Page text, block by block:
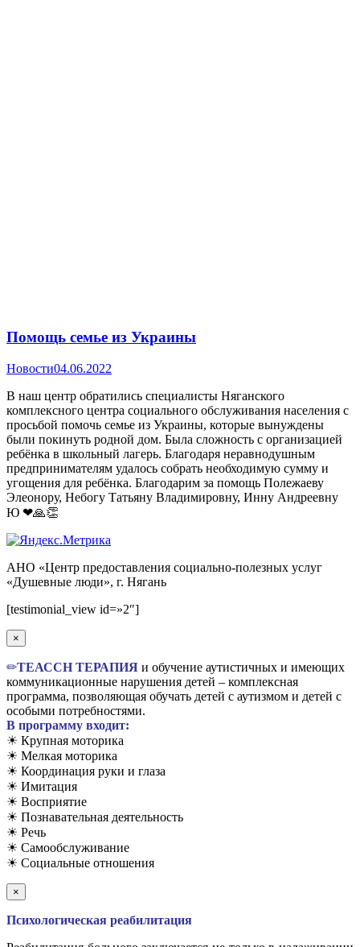
Помощь семье из Украины
Новости04.06.2022
В наш центр обратились специалисты Няганского
комплексного центра социального обслуживания населения с
просьбой помочь семье из Украины, которые вынуждены
были покинуть родной дом. Была сложность с организацией
ребёнка в школьный лагерь. Благодаря неравнодушным
предпринимателям удалось собрать необходимую сумму и
угощения для ребёнка. Благодарим за помощь Полежаеву
Элеонору, Небогу Татьяну Владимировну, Инну Андреевну
Ю ❤🙏👏
АНО «Центр предоставления социально-полезных услуг
«Душевные люди», г. Нягань
Вверх
[testimonial_view id=»2″]
×
✏TЕАССН ТЕРАПИЯ и обучение аутистичных и имеющих
коммуникационные нарушения детей – комплексная
программа, позволяющая обучать детей с аутизмом и детей с
особыми потребностями.
В программу входит:
☀ Крупная моторика
☀ Мелкая моторика
☀ Координация руки и глаза
☀ Имитация
☀ Восприятие
☀ Познавательная деятельность
☀ Речь
☀ Самообслуживание
☀ Социальные отношения
×
Психологическая реабилитация